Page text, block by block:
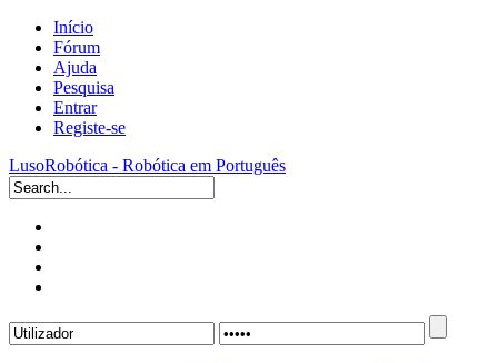
Início
Fórum
Ajuda
Pesquisa
Entrar
Registe-se
LusoRobótica - Robótica em Português